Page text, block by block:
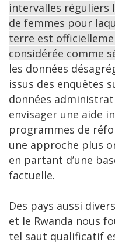
intervalles réguliers
de femmes pour
terre est
considérée comme
les données
issus des enquêtes
données
envisager une aide
programmes de
une approche plus
en partant d’une
factuelle.
Des pays aussi
et le Rwanda nous
tel saut qualificatif